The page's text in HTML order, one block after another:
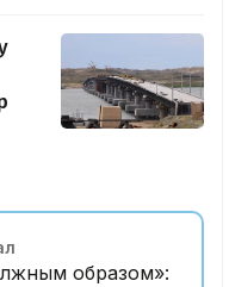
образом»: